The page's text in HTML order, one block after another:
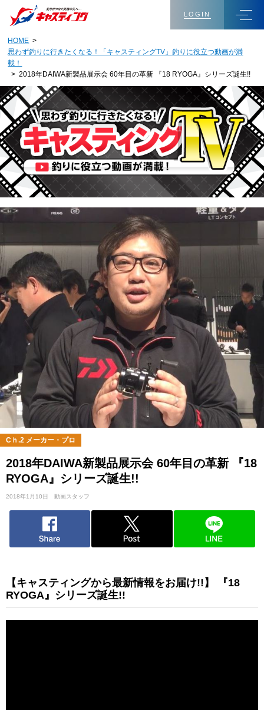
LOGIN
HOME >
思わず釣りに行きたくなる！「キャスティングTV」釣りに役立つ動画が満
載！
> 2018年DAIWA新製品展示会 60年目の革新 『18 RYOGA』シリーズ誕生!!
Cｈ.2 メーカー・プロ
2018年DAIWA新製品展示会 60年目の革新 『18
RYOGA』シリーズ誕生!!
2018年1月10日 動画スタッフ
【キャスティングから最新情報をお届け!!】 『18
RYOGA』シリーズ誕生!!